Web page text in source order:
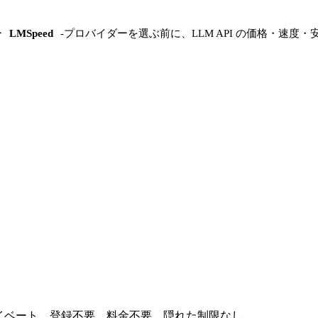
LMSpeed -プロバイダーを選ぶ前に、LLM API の価格・速度・
ート。登録不要、料金不要、隠れた制限なし。